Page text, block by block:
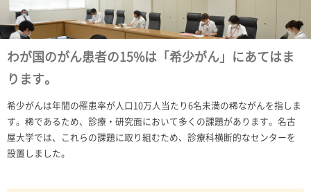
わが国のがん患者の15%は「希少がん」にあてはま
ります。
希少がんは年間の罹患率が人口10万人当たり6名未満の稀ながんを指しま
す。稀であるため、診療・研究面において多くの課題があります。名古
屋大学では、これらの課題に取り組むため、診療科横断的なセンターを
設置しました。